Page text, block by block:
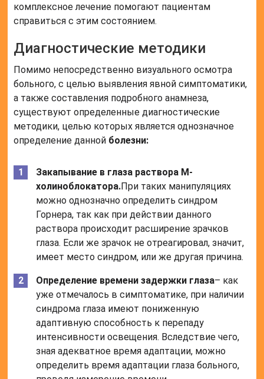
комплексное лечение помогают пациентам
справиться с этим состоянием.
Диагностические методики
Помимо непосредственно визуального осмотра
больного, с целью выявления явной симптоматики,
а также составления подробного анамнеза,
существуют определенные диагностические
методики, целью которых является однозначное
определение данной болезни:
Закапывание в глаза раствора М-
холиноблокатора.При таких манипуляциях
можно однозначно определить синдром
Горнера, так как при действии данного
раствора происходит расширение зрачков
глаза. Если же зрачок не отреагировал, значит,
имеет место синдром, или же другая причина.
Определение времени задержки глаза– как
уже отмечалось в симптоматике, при наличии
синдрома глаза имеют пониженную
адаптивную способность к перепаду
интенсивности освещения. Вследствие чего,
зная адекватное время адаптации, можно
определить время адаптации глаза больного,